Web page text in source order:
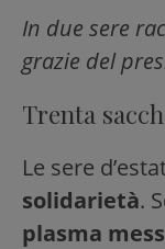
In due sere
grazie del
Trenta
Le sere
solidarietà.
plasma